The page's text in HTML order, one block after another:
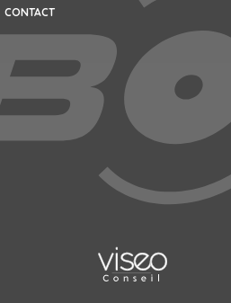
CONTACT